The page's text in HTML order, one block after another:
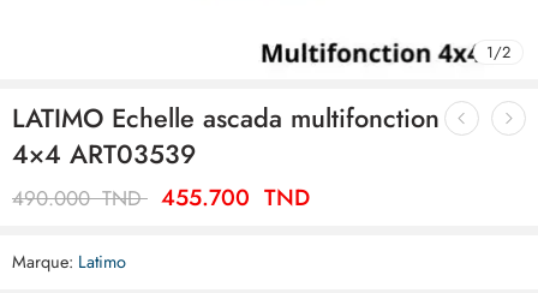
1/2
LATIMO Echelle ascada multifonction
4×4 ART03539
490.000TND 455.700 TND
Marque: Latimo